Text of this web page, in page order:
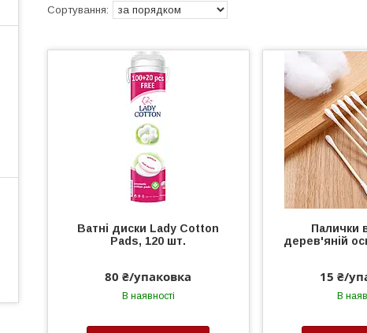
Ватні диски Lady Cotton
Pads, 120 шт.
80 ₴/упаковка
В наявності
Палички
дерев'яній
15 ₴/
В